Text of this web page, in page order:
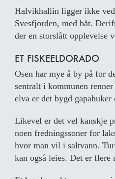
Halvikhallin ligger ikke
Svesfjorden, med båt.
der en storslått opplevelse
ET FISKEELDORADO
Osen har mye å by på for
sentralt i kommunen
elva er det bygd
Likevel er det vel kanskje
noen fredningssoner for
hvor man vil i saltvann.
kan også leies. Det er